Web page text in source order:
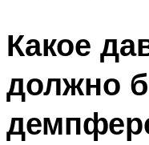
Какое
должно